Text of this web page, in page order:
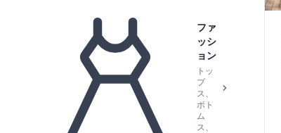
ファ
ッシ
ョン
トッ
プ
ス、
ボト
ム
ス、